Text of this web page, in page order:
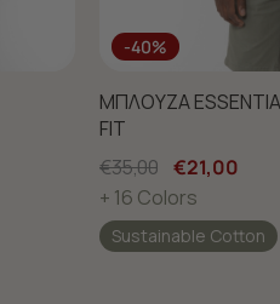
-40%
ΜΠΛΟΥΖΑ
FIT
€35,00 €21,00
+ 16 Colors
Sustainable Cotton